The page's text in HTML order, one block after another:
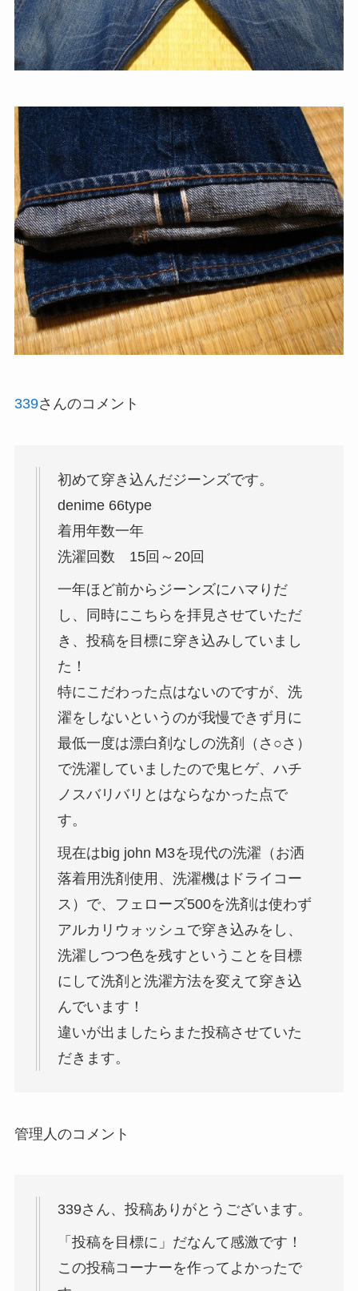
339さんのコメント
初めて穿き込んだジーンズです。
denime 66type
着用年数一年
洗濯回数 15回～20回
一年ほど前からジーンズにハマりだ
し、同時にこちらを拝見させていただ
き、投稿を目標に穿き込みしていまし
た！
特にこだわった点はないのですが、洗
濯をしないというのが我慢できず月に
最低一度は漂白剤なしの洗剤（さ○さ）
で洗濯していましたので鬼ヒゲ、ハチ
ノスバリバリとはならなかった点で
す。
現在はbig john M3を現代の洗濯（お洒
落着用洗剤使用、洗濯機はドライコー
ス）で、フェローズ500を洗剤は使わず
アルカリウォッシュで穿き込みをし、
洗濯しつつ色を残すということを目標
にして洗剤と洗濯方法を変えて穿き込
んでいます！
違いが出ましたらまた投稿させていた
だきます。
管理人のコメント
339さん、投稿ありがとうございます。
「投稿を目標に」だなんて感激です！
この投稿コーナーを作ってよかったで